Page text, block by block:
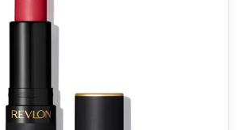
tersebut.